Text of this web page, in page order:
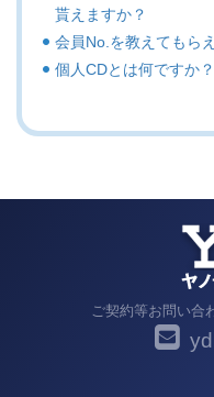
貰えますか？
会員No.を教えてもら
個人CDとは何ですか
ご契約等お問い合